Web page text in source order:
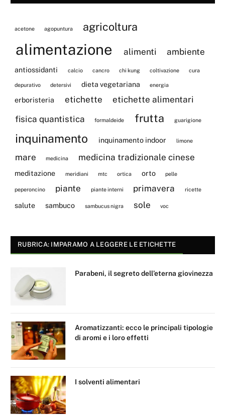
acetone agopuntura agricoltura
alimentazione alimenti ambiente
antiossidanti calcio cancro chi kung coltivazione cura
depurativo detersivi dieta vegetariana energia
erboristeria etichette
etichette alimentari
fisica quantistica
formaldeide frutta guarigione
inquinamento inquinamento indoor limone
mare medicina medicina tradizionale cinese
meditazione meridiani mtc ortica orto pelle
peperoncino piante piante interni primavera ricette
salute sambuco sambucus nigra sole voc
RUBRICA: IMPARAMO A LEGGERE LE ETICHETTE
Parabeni, il segreto dell’eterna giovinezza
Aromatizzanti: ecco le principali tipologie
di aromi e i loro effetti
I solventi alimentari